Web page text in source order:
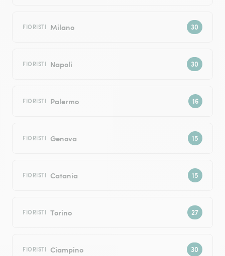
FIORISTI Milano
FIORISTI Napoli
FIORISTI Palermo
FIORISTI Genova
FIORISTI Catania
FIORISTI Torino
FIORISTI Ciampino